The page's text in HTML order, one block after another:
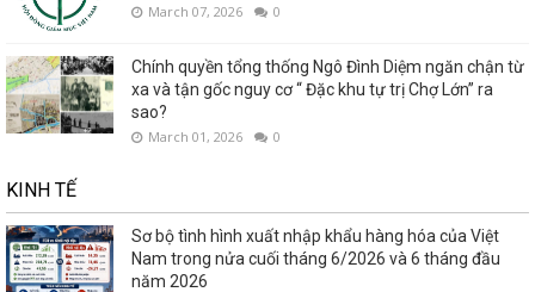
March 07, 2026 0
Chính quyền tổng thống Ngô Đình Diệm ngăn chận từ
xa và tận gốc nguy cơ “ Đặc khu tự trị Chợ Lớn” ra
sao?
March 01, 2026 0
KINH TẾ
Sơ bộ tình hình xuất nhập khẩu hàng hóa của Việt
Nam trong nửa cuối tháng 6/2026 và 6 tháng đầu
năm 2026